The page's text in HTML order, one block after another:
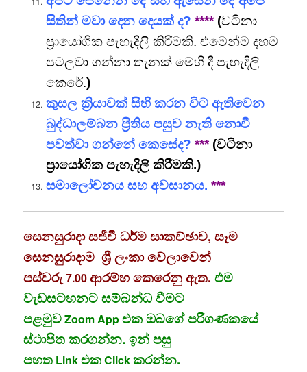
සිතින් මවා දෙන දෙයක් ද? **** (වටිනා
ප්‍රායෝගික පැහැදිලි කිරීමකි. එමෙන්ම දහම
පටලවා ගන්නා තැනක් මෙහි දී පැහැදිලි
කෙරේ.)
කුසල ක්‍රියාවක් සිහි කරන විට ඇතිවෙන
බුද්ධාලම්බන ප්‍රීතිය පසුව නැති නොවී
පවත්වා ගන්නේ කෙසේද? *** (වටිනා
ප්‍රායෝගික පැහැදිලි කිරීමකි.)
සමාලෝචනය සහ අවසානය. ***
සෙනසුරාදා සජීවී ධර්ම සාකච්ඡාව, සෑම
සෙනසුරාදාම ශ්‍රී ලංකා වේලාවෙන්
පස්වරු 7.00ආරම්භ කෙරෙනු ඇත. එම
වැඩසටහනට සම්බන්ධ වීමට
පළමුවZoom Appඑක ඔබගේ පරිගණකයේ
ස්ථාපිත කරගන්න. ඉන් පසු
පහත LinkඑකClickකරන්න.